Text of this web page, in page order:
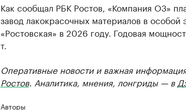
Как сообщал РБК Ростов, «Компания O3»
завод лакокрасочных материалов в
«Ростовская» в 2026 году. Годовая
т.
Оперативные новости и важная
Ростов. Аналитика, мнения, лонгриды — в
Авторы